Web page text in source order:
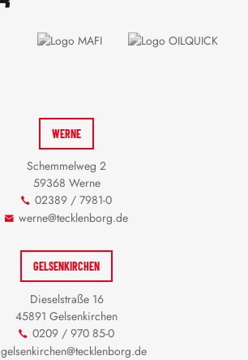
WERNE
Schemmelweg 2
59368 Werne
02389 / 7981-0
werne@tecklenborg.de
GELSENKIRCHEN
Dieselstraße 16
45891 Gelsenkirchen
0209 / 970 85-0
gelsenkirchen@tecklenborg.de